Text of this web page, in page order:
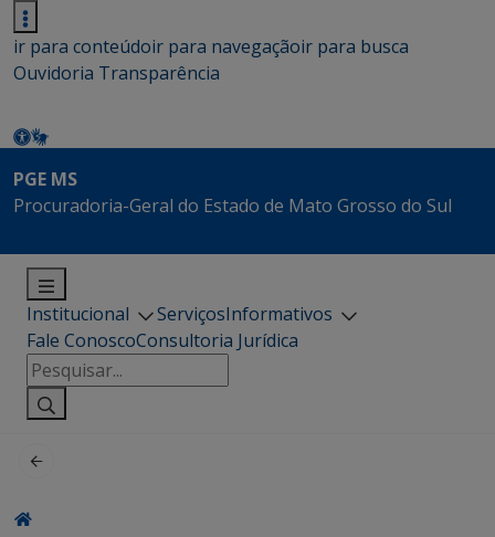
ir para conteúdoir para navegaçãoir para busca
Ouvidoria Transparência
PGE MS
Procuradoria-Geral do Estado de Mato Grosso do Sul
Institucional ServiçosInformativos
Fale ConoscoConsultoria Jurídica
Pesquisar
por: